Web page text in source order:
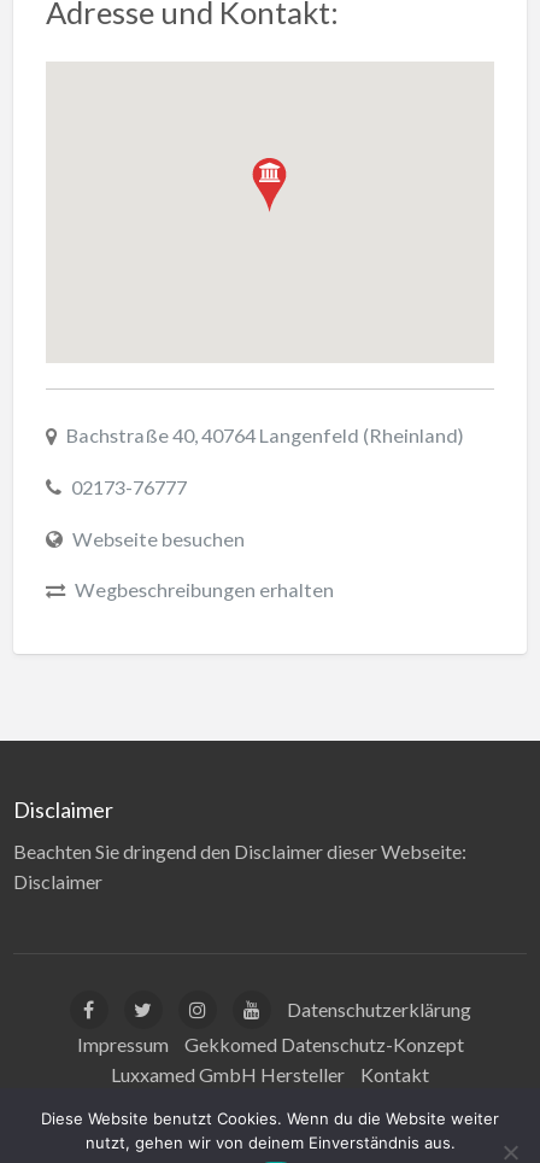
Adresse und Kontakt:
Bachstraße 40, 40764 Langenfeld (Rheinland)
02173-76777
Webseite besuchen
Wegbeschreibungen erhalten
Disclaimer
Beachten Sie dringend den Disclaimer dieser Webseite:
Disclaimer
Datenschutzerklärung
Impressum
Gekkomed Datenschutz-Konzept
Luxxamed GmbH Hersteller
Kontakt
© Luxxamed GmbH 2025 | All Rights Reserved
Diese Website benutzt Cookies. Wenn du die Website weiter
nutzt, gehen wir von deinem Einverständnis aus.